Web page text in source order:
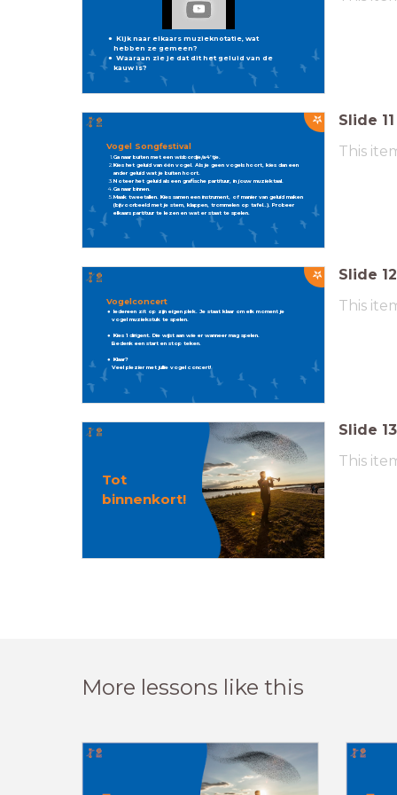
Kijk naar elkaars muzieknotatie, wat
hebben ze gemeen?
Waaraan zie je dat dit het geluid van de
kauw is?
Ga naar buiten met een wisbordje/a4’tje.
Kies het geluid van één vogel. Als je geen vogels hoort, kies dan een
ander geluid wat je buiten hoort.
Noteer het geluid als een grafische partituur, in jouw muziektaal.
Ga naar binnen.
Maak tweetallen. Kies samen een instrument, of manier van geluid maken
(bijvoorbeeld met je stem, klappen, trommelen op tafel..). Probeer
elkaars partituur te lezen en wat er staat te spelen.
Vogel Songfestival
Slide 11
This
Iedereen zit op zijn eigen plek. Je staat klaar om elk moment je
vogel muziekstuk te spelen.
Kies 1 dirigent. Die wijst aan wie er wanneer mag spelen.
Bedenk een start en stop teken.
Klaar?
Veel plezier met jullie vogel concert!
Vogelconcert
Slide 12
This
Tot
binnenkort!
Slide 13
This
More lessons like this